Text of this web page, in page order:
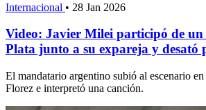
Internacional • 28 Jan 2026
Video: Javier Milei participó de
Plata junto a su expareja y desató
El mandatario argentino subió al escenario
Florez e interpretó una canción.